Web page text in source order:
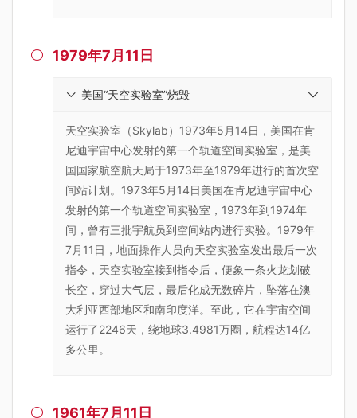
 1979年7月11日
美国“天空实验室”烧毁
天空实验室（Skylab）1973年5月14日，美国在肯
尼迪宇宙中心发射的第一个轨道空间实验室，是美
国国家航空航天局于1973年至1979年进行的首次空
间站计划。1973年5月14日美国在肯尼迪宇宙中心
发射的第一个轨道空间实验室，1973年到1974年
间，曾有三批宇航员到空间站内进行实验。1979年
7月11日，地面操作人员向天空实验室发出最后一次
指令，天空实验室接到指令后，便象一条火龙划破
长空，穿过大气层，最后化成无数碎片，坠落在澳
大利亚西部地区和南印度洋。至此，它在宇宙空间
运行了2246天，绕地球3.4981万圈，航程达14亿
多公里。
 1961年7月11日